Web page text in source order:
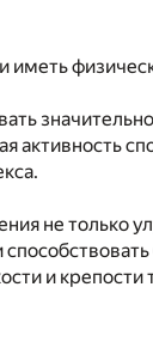
иметь
активность
не только
и